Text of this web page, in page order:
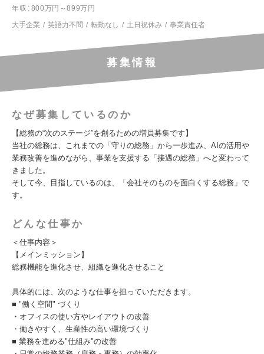
年収
800万円～899万円
大手企業
英語力不問 転勤なし 土日祝休み 事業責任者
募集情報
なぜ募集しているのか
【総務の“次のステージ”を創るための増員募集です】
当社の総務は、これまでの「守りの総務」から一歩進み、AIの活用や
業務改善を進めながら、事業を支援する「接遇の総務」へと変わって
きました。
そして今、目指しているのは、「会社そのものを面白くする総務」で
す。
どんな仕事か
＜仕事内容＞
【メインミッション】
総務機能を進化させ、組織を進化させること
具体的には、次のような仕事を担っていただきます。
■ "働く空間" づくり
・オフィスの使い方やレイアウトの改善
・働きやすく、生産性の高い環境づくり
■ 業務を進める"仕組み"の改善